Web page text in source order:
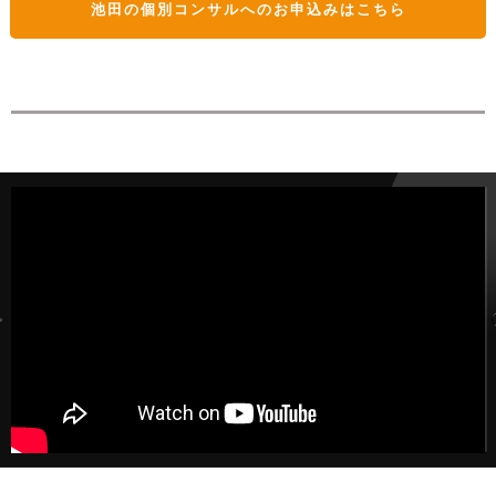
池田の個別コンサルへのお申込みはこちら